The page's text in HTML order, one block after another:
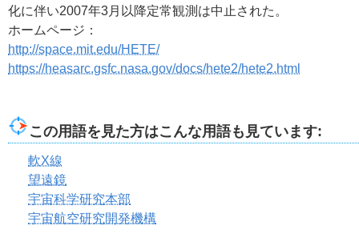
化に伴い2007年3月以降定常観測は中止された。
ホームページ：
http://space.mit.edu/HETE/
https://heasarc.gsfc.nasa.gov/docs/hete2/hete2.html
この用語を見た方はこんな用語も見ています:
軟X線
望遠鏡
宇宙科学研究本部
宇宙航空研究開発機構